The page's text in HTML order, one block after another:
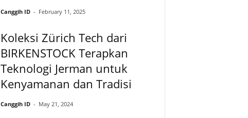
Canggih ID - February 11, 2025
Koleksi Zürich Tech dari
BIRKENSTOCK Terapkan
Teknologi Jerman untuk
Kenyamanan dan Tradisi
Canggih ID - May 21, 2024